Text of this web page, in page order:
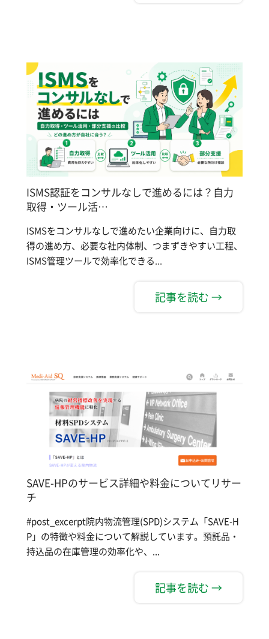
ISMS認証をコンサルなしで進めるには？自力
取得・ツール活…
ISMSをコンサルなしで進めたい企業向けに、自力取
得の進め方、必要な社内体制、つまずきやすい工程、
ISMS管理ツールで効率化できる...
記事を読む →
SAVE-HPのサービス詳細や料金についてリサー
チ
#post_excerpt院内物流管理(SPD)システム「SAVE-H
P」の特徴や料金について解説しています。預託品・
持込品の在庫管理の効率化や、...
記事を読む →